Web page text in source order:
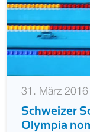
31. März 2016
Schweizer
Olympia